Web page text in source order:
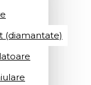
(diamantate)